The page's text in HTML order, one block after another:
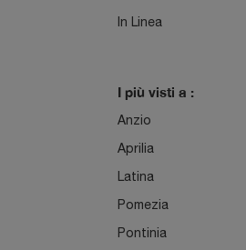
In Linea
I più visti a :
Anzio
Aprilia
Latina
Pomezia
Pontinia